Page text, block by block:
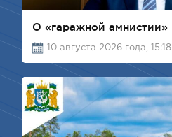
О «гаражной амнистии»
10 августа 2026 года, 15:18